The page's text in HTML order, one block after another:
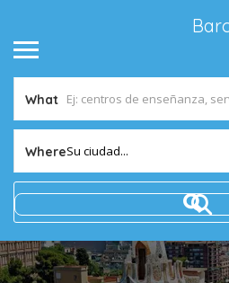
What
WhereSu ciudad...